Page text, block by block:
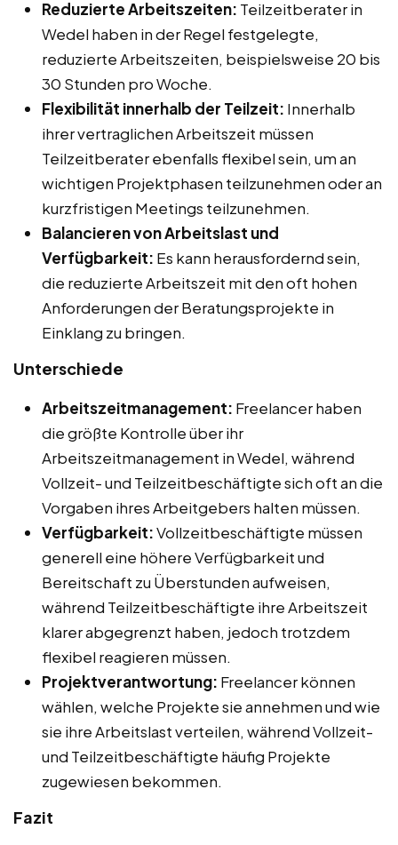
Reduzierte Arbeitszeiten: Teilzeitberater in
Wedel haben in der Regel festgelegte,
reduzierte Arbeitszeiten, beispielsweise 20 bis
30 Stunden pro Woche.
Flexibilität innerhalb der Teilzeit: Innerhalb
ihrer vertraglichen Arbeitszeit müssen
Teilzeitberater ebenfalls flexibel sein, um an
wichtigen Projektphasen teilzunehmen oder an
kurzfristigen Meetings teilzunehmen.
Balancieren von Arbeitslast und
Verfügbarkeit: Es kann herausfordernd sein,
die reduzierte Arbeitszeit mit den oft hohen
Anforderungen der Beratungsprojekte in
Einklang zu bringen.
Unterschiede
Arbeitszeitmanagement: Freelancer haben
die größte Kontrolle über ihr
Arbeitszeitmanagement in Wedel, während
Vollzeit- und Teilzeitbeschäftigte sich oft an die
Vorgaben ihres Arbeitgebers halten müssen.
Verfügbarkeit:Vollzeitbeschäftigte müssen
generell eine höhere Verfügbarkeit und
Bereitschaft zu Überstunden aufweisen,
während Teilzeitbeschäftigte ihre Arbeitszeit
klarer abgegrenzt haben, jedoch trotzdem
flexibel reagieren müssen.
Projektverantwortung: Freelancer können
wählen, welche Projekte sie annehmen und wie
sie ihre Arbeitslast verteilen, während Vollzeit-
und Teilzeitbeschäftigte häufig Projekte
zugewiesen bekommen.
Fazit